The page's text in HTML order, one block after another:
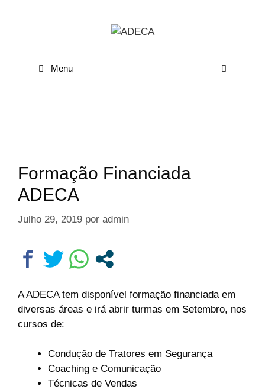
Menu
Formação Financiada
ADECA
Julho 29, 2019 por admin
A ADECA tem disponível formação financiada em
diversas áreas e irá abrir turmas em Setembro, nos
cursos de:
Condução de Tratores em Segurança
Coaching e Comunicação
Técnicas de Vendas